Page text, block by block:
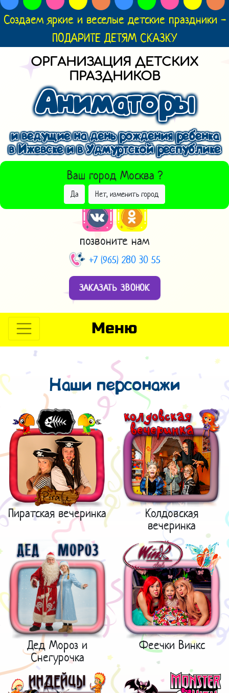
Создаем яркие и веселые детские праздники -
ПОДАРИТЕ ДЕТЯМ СКАЗКУ
ОРГАНИЗАЦИЯ ДЕТСКИХ
ПРАЗДНИКОВ
Аниматоры
и ведущие на день рождения ребенка
в Ижевске и в Удмуртской республике
Ваш город Москва ?
Да Нет, изменить город
ВЫБРАТЬ ДРУГОЙ ГОРОД
позвоните нам
+7 (965) 280 30 55
ЗАКАЗАТЬ ЗВОНОК
Меню
Наши персонажи
Пиратская вечеринка
Колдовская
вечеринка
Дед Мороз и
Снегурочка
Феечки Винкс